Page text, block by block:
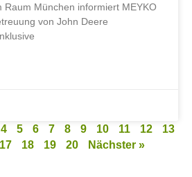
Raum München informiert MEYKO
von John Deere
4 5 6 7 8 9 10 11 12
13
17 18 19 20 Nächster »